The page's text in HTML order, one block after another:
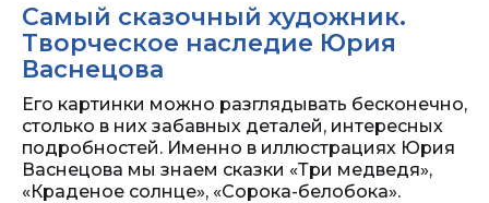
Самый сказочный художник.
Творческое наследие Юрия
Васнецова
Его картинки можно разглядывать бесконечно,
столько в них забавных деталей, интересных
подробностей. Именно в иллюстрациях Юрия
Васнецова мы знаем сказки «Три медведя»,
«Краденое солнце», «Сорока-белобока».